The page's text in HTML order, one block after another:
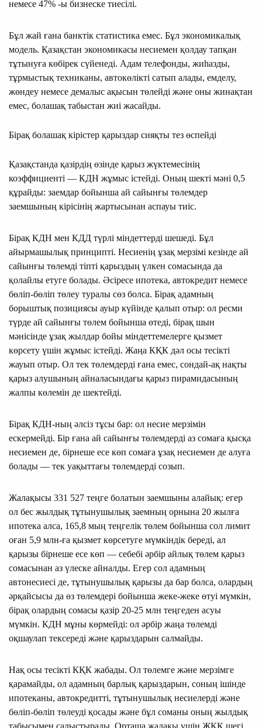
немесе 47% -ы бизнеске тиесілі.
Бұл жай ғана банктік статистика емес. Бұл экономикалық
модель. Қазақстан экономикасы несиемен қолдау тапқан
тұтынуға көбірек сүйенеді. Адам телефонды, жиһазды,
тұрмыстық техниканы, автокөлікті сатып алады, емделу,
жөндеу немесе демалыс ақысын төлейді және оны жинақтан
емес, болашақ табыстан жиі жасайды.
Бірақ болашақ кірістер қарыздар сияқты тез өспейді
Қазақстанда қазірдің өзінде қарыз жүктемесінің
коэффициенті — КДН жұмыс істейді. Оның шекті мәні 0,5
құрайды: заемдар бойынша ай сайынғы төлемдер
заемшының кірісінің жартысынан аспауы тиіс.
Бірақ КДН мен КДД түрлі міндеттерді шешеді. Бұл
айырмашылық принципті. Несиенің ұзақ мерзімі кезінде ай
сайынғы төлемді тіпті қарыздың үлкен сомасында да
қолайлы етуге болады. Әсіресе ипотека, автокредит немесе
бөліп-бөліп төлеу туралы сөз болса. Бірақ адамның
борыштық позициясы ауыр күйінде қалып отыр: ол ресми
түрде ай сайынғы төлем бойынша өтеді, бірақ шын
мәнісінде ұзақ жылдар бойы міндеттемелерге қызмет
көрсету үшін жұмыс істейді. Жаңа КҚК дәл осы тесікті
жауып отыр. Ол тек төлемдерді ғана емес, сондай-ақ нақты
қарыз алушының айналасындағы қарыз пирамидасының
жалпы көлемін де шектейді.
Бірақ КДН-ның әлсіз тұсы бар: ол несие мерзімін
ескермейді. Бір ғана ай сайынғы төлемдерді аз сомаға қысқа
несиемен де, бірнеше есе көп сомаға ұзақ несиемен де алуға
болады — тек уақыттағы төлемдерді созып.
Жалақысы 331 527 теңге болатын заемшыны алайық: егер
ол бес жылдық тұтынушылық заемның орнына 20 жылға
ипотека алса, 165,8 мың теңгелік төлем бойынша сол лимит
оған 5,9 млн-ға қызмет көрсетуге мүмкіндік береді, ал
қарызы бірнеше есе көп — себебі әрбір айлық төлем қарыз
сомасынан аз үлеске айналды. Егер сол адамның
автонесиесі де, тұтынушылық қарызы да бар болса, олардың
әрқайсысы да өз төлемдері бойынша жеке-жеке өтуі мүмкін,
бірақ олардың сомасы қазір 20-25 млн теңгеден асуы
мүмкін. КДН мұны көрмейді: ол әрбір жаңа төлемді
оқшаулап тексереді және қарыздарын салмайды.
Нақ осы тесікті КҚК жабады. Ол төлемге және мерзімге
қарамайды, ол адамның барлық қарыздарын, соның ішінде
ипотеканы, автокредитті, тұтынушылық несиелерді және
бөліп-бөліп төлеуді қосады және бұл соманы оның жылдық
табысымен салыстырады. Орташа жалақы үшін ЖҚК шегі